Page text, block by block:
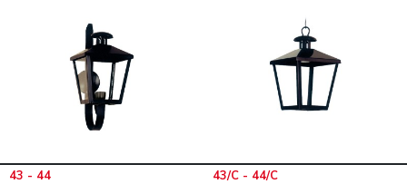
43 - 44 43/C - 44/C